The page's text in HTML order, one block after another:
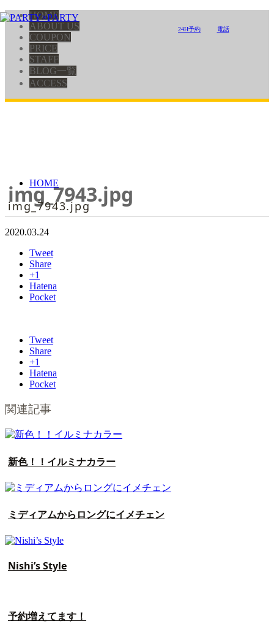
24H予約 電話
HOME
ABOUT US
COUPON
PRICE
STAFF
BLOG一覧
ACCESS
img_7943.jpg
HOME
img_7943.jpg
2020.03.24
Tweet
Share
+1
Hatena
Pocket
Tweet
Share
+1
Hatena
Pocket
関連記事
新色！！イルミナカラー
ミディアムからロングにイメチェン
Nishi’s Style
予約増えてます！